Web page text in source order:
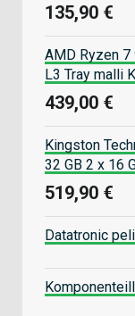
135,90 €
AMD Ryzen
L3 Tray malli
439,00 €
Kingston
32 GB 2 x 16
519,90 €
Datatronic